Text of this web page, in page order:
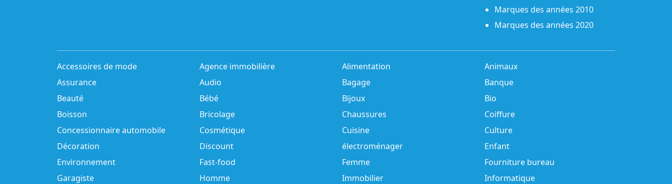
Marques des années 2010
Marques des années 2020
Accessoires de mode Agence immobilière Alimentation
Animaux
Assurance
Audio Bagage
Banque
Beauté
Bébé Bijoux
Bio
Boisson
Bricolage Chaussures
Coiffure
Concessionnaire automobile
Cosmétique Cuisine
Culture
Décoration
Discount électroménager
Enfant
Environnement
Fast-food Femme
Fourniture bureau
Garagiste
Homme Immobilier
Informatique